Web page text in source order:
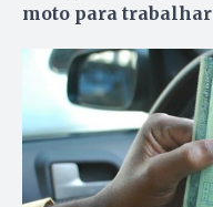
moto para trabalhar